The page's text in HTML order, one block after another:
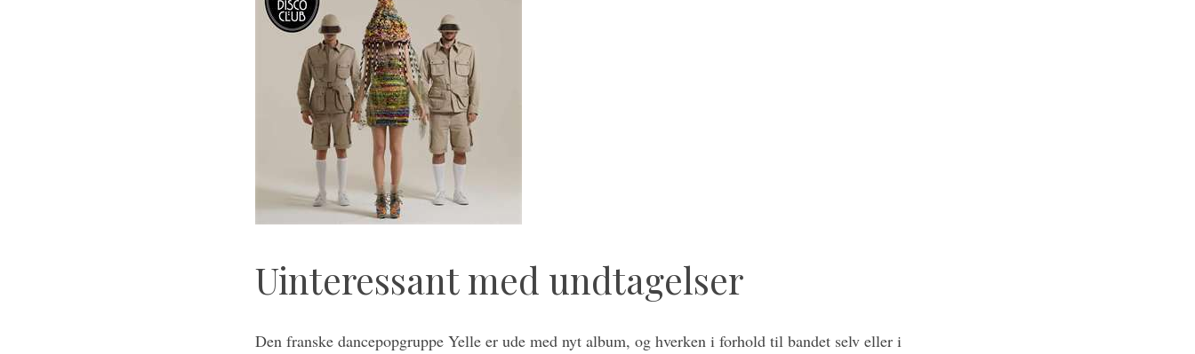
Uinteressant med undtagelser
Den franske dancepopgruppe Yelle er ude med nyt album, og hverken i forhold til bandet selv eller i